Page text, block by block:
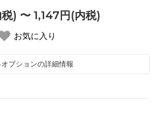
) 〜 1,147円(内税)
お気に入り
プションの詳細情報